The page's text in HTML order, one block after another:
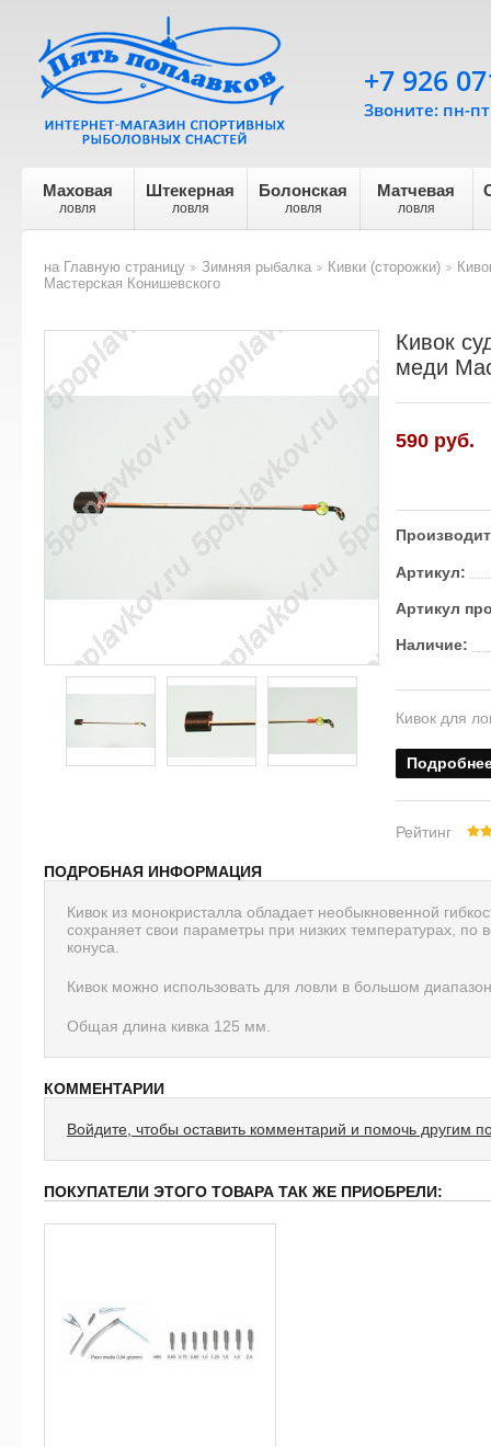
Маховая
ловля
Штекерная
ловля
Болонская
ловля
Матчевая
ловля
+7 926
Звоните: пн-
на Главную страницу
>
Зимняя рыбалка
Кивки (сторожки)
Мастерская Конишевского
Кивок
меди
590 руб.
Артикул:
Артикул
Наличие:
Кивок для
Рейтинг
ПОДРОБНАЯ ИНФОРМАЦИЯ
Кивок из монокристалла обладает необыкновенной
сохраняет свои параметры при низких температурах,
конуса.
Кивок можно использовать для ловли в большом
Общая длина кивка 125 мм.
КОММЕНТАРИИ
Войдите, чтобы оставить комментарий и помочь другим
ПОКУПАТЕЛИ ЭТОГО ТОВАРА ТАК ЖЕ ПРИОБРЕЛИ: